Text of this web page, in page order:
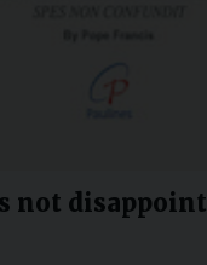
not disappoint